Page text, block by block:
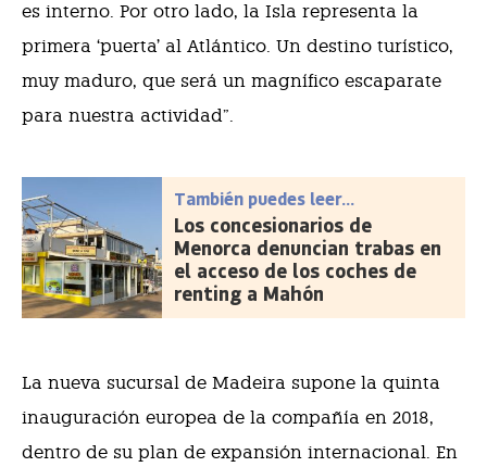
es interno. Por otro lado, la Isla representa la
primera ‘puerta’ al Atlántico. Un destino turístico,
muy maduro, que será un magnífico escaparate
para nuestra actividad”.
También puedes leer...
Los concesionarios de
Menorca denuncian trabas en
el acceso de los coches de
renting a Mahón
La nueva sucursal de Madeira supone la quinta
inauguración europea de la compañía en 2018,
dentro de su plan de expansión internacional. En